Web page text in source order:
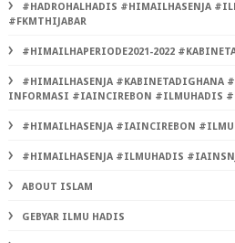
#HADROHALHADIS #HIMAILHASENJA
#FKMTHIJABAR
#HIMAILHAPERIODE2021-2022
#HIMAILHASENJA #KABINETADIGHANA
INFORMASI #IAINCIREBON #ILMUHADIS
#HIMAILHASENJA #IAINCIREBON
#HIMAILHASENJA #ILMUHADIS
ABOUT ISLAM
GEBYAR ILMU HADIS